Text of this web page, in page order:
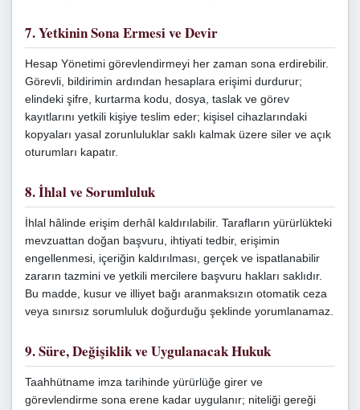
7. Yetkinin Sona Ermesi ve Devir
Hesap Yönetimi görevlendirmeyi her zaman sona erdirebilir.
Görevli, bildirimin ardından hesaplara erişimi durdurur;
elindeki şifre, kurtarma kodu, dosya, taslak ve görev
kayıtlarını yetkili kişiye teslim eder; kişisel cihazlarındaki
kopyaları yasal zorunluluklar saklı kalmak üzere siler ve açık
oturumları kapatır.
8. İhlal ve Sorumluluk
İhlal hâlinde erişim derhâl kaldırılabilir. Tarafların yürürlükteki
mevzuattan doğan başvuru, ihtiyati tedbir, erişimin
engellenmesi, içeriğin kaldırılması, gerçek ve ispatlanabilir
zararın tazmini ve yetkili mercilere başvuru hakları saklıdır.
Bu madde, kusur ve illiyet bağı aranmaksızın otomatik ceza
veya sınırsız sorumluluk doğurduğu şeklinde yorumlanamaz.
9. Süre, Değişiklik ve Uygulanacak Hukuk
Taahhütname imza tarihinde yürürlüğe girer ve
görevlendirme sona erene kadar uygulanır; niteliği gereği